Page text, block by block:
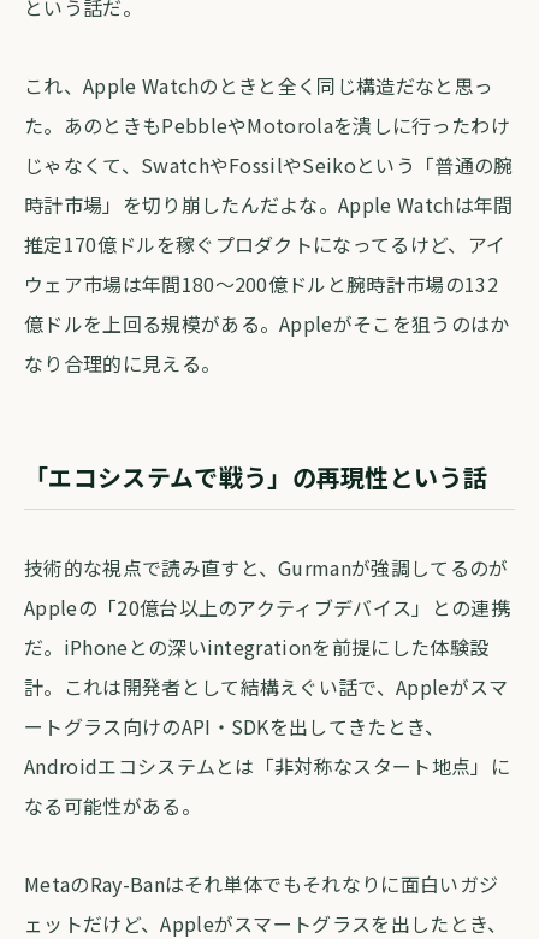
という話だ。
これ、Apple Watchのときと全く同じ構造だなと思っ
た。あのときもPebbleやMotorolaを潰しに行ったわけ
じゃなくて、SwatchやFossilやSeikoという「普通の腕
時計市場」を切り崩したんだよな。Apple Watchは年間
推定170億ドルを稼ぐプロダクトになってるけど、アイ
ウェア市場は年間180〜200億ドルと腕時計市場の132
億ドルを上回る規模がある。Appleがそこを狙うのはか
なり合理的に見える。
「エコシステムで戦う」の再現性という話
技術的な視点で読み直すと、Gurmanが強調してるのが
Appleの「20億台以上のアクティブデバイス」との連携
だ。iPhoneとの深いintegrationを前提にした体験設
計。これは開発者として結構えぐい話で、Appleがスマ
ートグラス向けのAPI・SDKを出してきたとき、
Androidエコシステムとは「非対称なスタート地点」に
なる可能性がある。
MetaのRay-Banはそれ単体でもそれなりに面白いガジ
ェットだけど、Appleがスマートグラスを出したとき、